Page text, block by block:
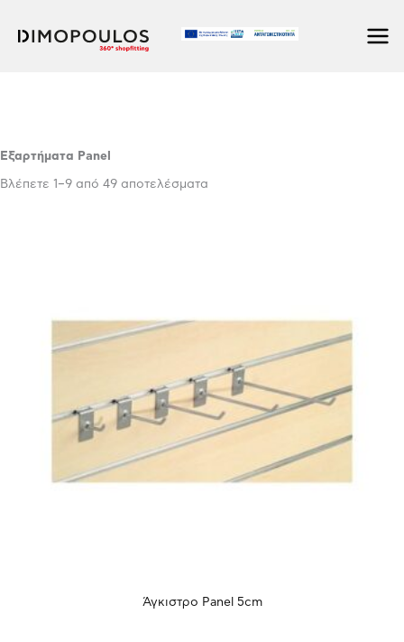
στο
Προϊόντα / Εξαρτήματα Panel
Εξαρτήματα Panel
Βλέπετε 1–9 από 49 αποτελέσματα
Άγκιστρο Panel 5cm